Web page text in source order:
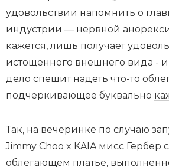
удовольствии напомнить о
индустрии — нервной
кажется, лишь получает
истощенного внешнего вида - и
дело спешит надеть что-то
подчеркивающее буквально
Так, на вечеринке по случаю
Jimmy Choo x KAIA мисс Гербер
облегающем платье,